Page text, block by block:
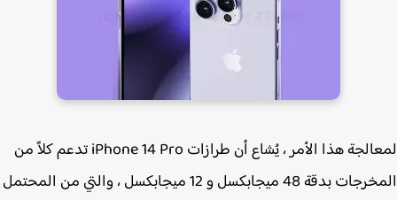
لمعالجة هذا الأمر ، يُشاع أن طرازات iPhone 14 Pro‌ تدعم كلاً من
المخرجات بدقة 48 ميجابكسل و 12 ميجابكسل ، والتي من المحتمل